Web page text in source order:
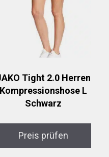
Tight 2.0 Herren
Kompressionshose L
Schwarz
Preis prüfen